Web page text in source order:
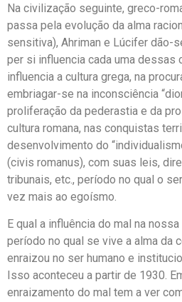
Na civilização seguinte, greco-
passa pela evolução da alma
sensitiva), Ahriman e Lúcifer dão-
per si influencia cada uma dessas
influencia a cultura grega, na
embriagar-se na inconsciência
proliferação da pederastia e da
cultura romana, nas conquistas
desenvolvimento do
(civis romanus), com suas leis,
tribunais, etc., período no qual o
vez mais ao egoísmo.
E qual a influência do mal na
período no qual se vive a alma da
enraizou no ser humano e
Isso aconteceu a partir de 1930.
enraizamento do mal tem a ver